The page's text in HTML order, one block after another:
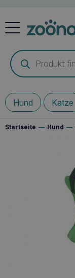
Products
search
Hund Katze
Startseite — Hund —